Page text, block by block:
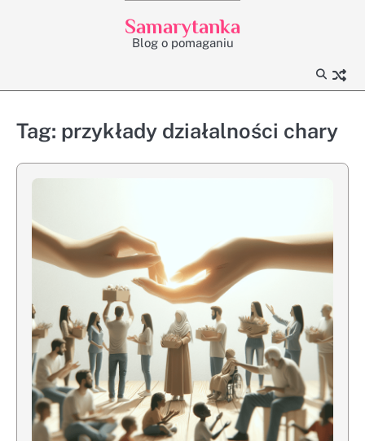
Samarytanka
Blog o pomaganiu
Tag: przykłady działalności chary